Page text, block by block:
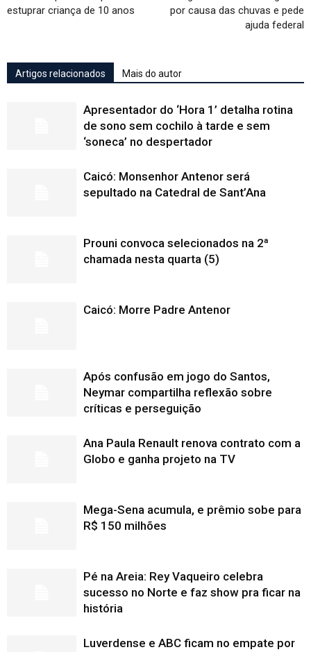
estuprar criança de 10 anos
por causa das chuvas e pede
ajuda federal
Artigos relacionados Mais do autor
Apresentador do ‘Hora 1’ detalha rotina
de sono sem cochilo à tarde e sem
‘soneca’ no despertador
Caicó: Monsenhor Antenor será
sepultado na Catedral de Sant’Ana
Prouni convoca selecionados na 2ª
chamada nesta quarta (5)
Caicó: Morre Padre Antenor
Após confusão em jogo do Santos,
Neymar compartilha reflexão sobre
críticas e perseguição
Ana Paula Renault renova contrato com a
Globo e ganha projeto na TV
Mega-Sena acumula, e prêmio sobe para
R$ 150 milhões
Pé na Areia: Rey Vaqueiro celebra
sucesso no Norte e faz show pra ficar na
história
Luverdense e ABC ficam no empate por